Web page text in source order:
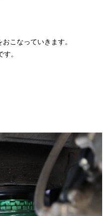
こなっていきます。
。